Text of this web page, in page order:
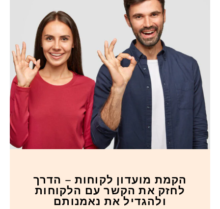
הקמת מועדון לקוחות – הדרך
לחזק את הקשר עם הלקוחות
ולהגדיל את נאמנותם